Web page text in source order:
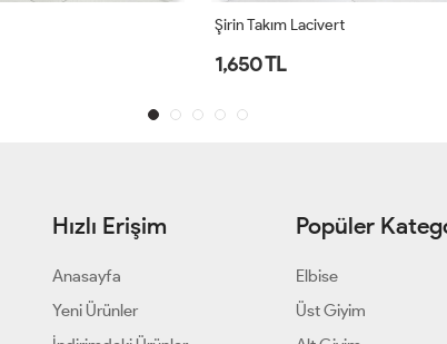
Şirin Takım Lacivert
1,650 TL
Hızlı Erişim
Anasayfa
Yeni Ürünler
Popüler
Elbise
Üst Giyim